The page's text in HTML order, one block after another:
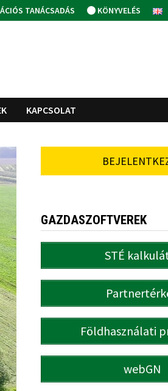
TANÁCSADÁS KÖNYVELÉS
KAPCSOLAT
GAZDASZOFTVEREK
STÉ
Földhasználati
webGN